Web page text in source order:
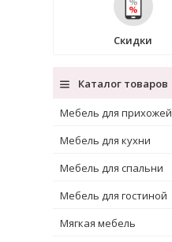
Скидки
Каталог товаров
Мебель для прихожей
Мебель для кухни
Мебель для спальни
Мебель для гостиной
Мягкая мебель